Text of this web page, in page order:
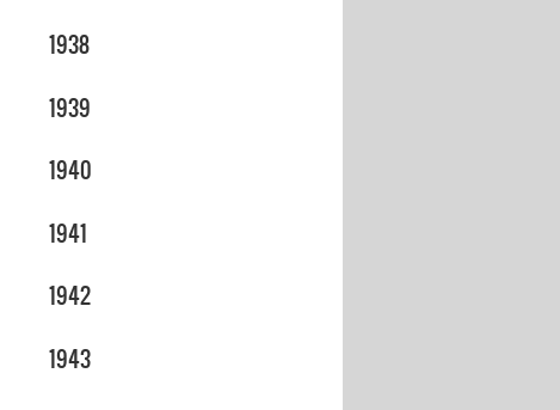
1938
1939
1940
1941
1942
1943